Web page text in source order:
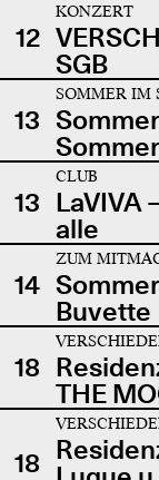
12
KONZERT
SGB
13
SOMMER IM
13
CLUB
LaVIVA
alle
14
ZUM
Buvette
18
THE
18